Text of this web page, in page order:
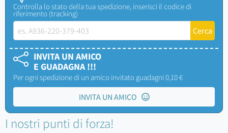
Controlla lo stato della tua spedizione, inserisci il codice di
riferimento (tracking)
INVITA UN AMICO
E GUADAGNA !!!
Per ogni spedizione di un amico invitato guadagni 0,10 €
INVITA UN AMICO
I nostri punti di forza!